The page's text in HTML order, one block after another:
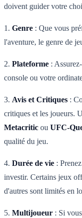
doivent guider votre
1. Genre : Que vous
l'aventure, le genre de
2. Plateforme :
console ou votre
3. Avis et Critiques :
critiques et les joueurs.
Metacritic ou UFC-
qualité du jeu.
4. Durée de vie :
investir. Certains jeux
d'autres sont limités en
5. Multijoueur : Si